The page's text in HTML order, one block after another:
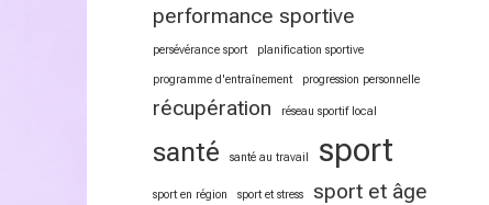
performance sportive
persévérance sport planification sportive
programme d'entraînement progression personnelle
récupération réseau sportif local
santé santé au travail sport
sport en région sport et stress sport et âge